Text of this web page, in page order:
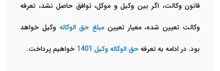
قانون وکالت، اگر بین وکیل و موکل، توافق حاصل نشد، تعرفه
وکالت تعیین شده، معیار تعیین مبلغ حق الوکاله وکیل خواهد
بود. در ادامه به تعرفه حق الوکاله وکیل 1401 خواهیم پرداخت.